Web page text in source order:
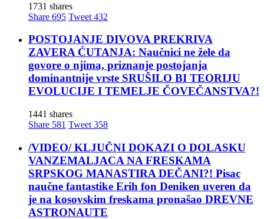
1731 shares
Share 695 Tweet 432
POSTOJANJE DIVOVA PREKRIVA
ZAVERA ĆUTANJA: Naučnici ne žele da
govore o njima, priznanje postojanja
dominantnije vrste SRUŠILO BI TEORIJU
EVOLUCIJE I TEMELJE ČOVEČANSTVA?!
1441 shares
Share 581 Tweet 358
/VIDEO/ KLJUČNI DOKAZI O DOLASKU
VANZEMALJACA NA FRESKAMA
SRPSKOG MANASTIRA DEČANI?! Pisac
naučne fantastike Erih fon Deniken uveren da
je na kosovskim freskama pronašao DREVNE
ASTRONAUTE